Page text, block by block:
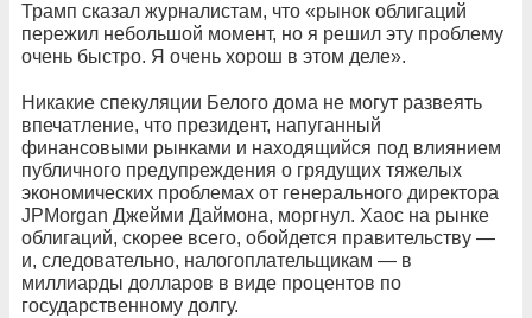
Трамп сказал журналистам, что «рынок облигаций
пережил небольшой момент, но я решил эту проблему
очень быстро. Я очень хорош в этом деле».
Никакие спекуляции Белого дома не могут развеять
впечатление, что президент, напуганный
финансовыми рынками и находящийся под влиянием
публичного предупреждения о грядущих тяжелых
экономических проблемах от генерального директора
JPMorgan Джейми Даймона, моргнул. Хаос на рынке
облигаций, скорее всего, обойдется правительству —
и, следовательно, налогоплательщикам — в
миллиарды долларов в виде процентов по
государственному долгу.